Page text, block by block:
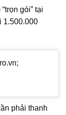
gói” tại
1.500.000
phải thanh